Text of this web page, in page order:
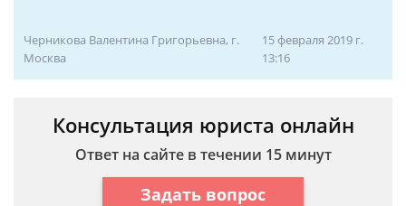
Черникова Валентина Григорьевна, г.
Москва
15 февраля 2019 г.
13:16
Консультация юриста онлайн
Ответ на сайте в течении 15 минут
Задать вопрос